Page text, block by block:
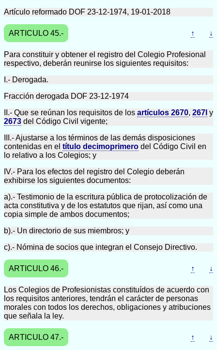
Artículo reformado DOF 23-12-1974, 19-01-2018
ARTICULO 45.- ↑ ↓
Para constituir y obtener el registro del Colegio Profesional
respectivo, deberán reunirse los siguientes requisitos:
I.- Derogada.
Fracción derogada DOF 23-12-1974
II.- Que se reúnan los requisitos de los artículos 2670, 267l y
2673 del Código Civil vigente;
III.- Ajustarse a los términos de las demás disposiciones
contenidas en el título decimoprimero del Código Civil en
lo relativo a los Colegios; y
IV.- Para los efectos del registro del Colegio deberán
exhibirse los siguientes documentos:
a).- Testimonio de la escritura pública de protocolización de
acta constitutiva y de los estatutos que rijan, así como una
copia simple de ambos documentos;
b).- Un directorio de sus miembros; y
c).- Nómina de socios que integran el Consejo Directivo.
ARTICULO 46.- ↑ ↓
Los Colegios de Profesionistas constituídos de acuerdo con
los requisitos anteriores, tendrán el carácter de personas
morales con todos los derechos, obligaciones y atribuciones
que señala la ley.
ARTICULO 47.- ↑ ↓